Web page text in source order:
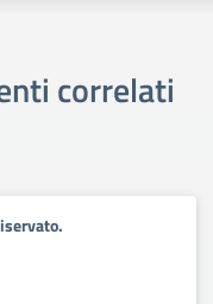
correlati